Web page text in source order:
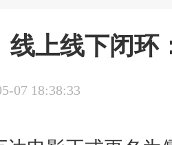
线上线下闭环
07 18:38:33